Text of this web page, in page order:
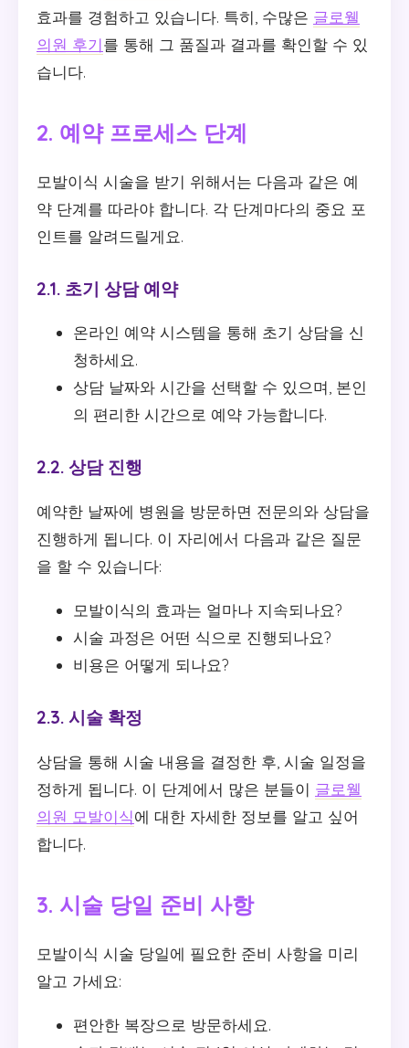
효과를 경험하고 있습니다. 특히, 수많은 글로웰
의원 후기를 통해 그 품질과 결과를 확인할 수 있
습니다.
2. 예약 프로세스 단계
모발이식 시술을 받기 위해서는 다음과 같은 예
약 단계를 따라야 합니다. 각 단계마다의 중요 포
인트를 알려드릴게요.
2.1. 초기 상담 예약
온라인 예약 시스템을 통해 초기 상담을 신
청하세요.
상담 날짜와 시간을 선택할 수 있으며, 본인
의 편리한 시간으로 예약 가능합니다.
2.2. 상담 진행
예약한 날짜에 병원을 방문하면 전문의와 상담을
진행하게 됩니다. 이 자리에서 다음과 같은 질문
을 할 수 있습니다:
모발이식의 효과는 얼마나 지속되나요?
시술 과정은 어떤 식으로 진행되나요?
비용은 어떻게 되나요?
2.3. 시술 확정
상담을 통해 시술 내용을 결정한 후, 시술 일정을
정하게 됩니다. 이 단계에서 많은 분들이 글로웰
의원 모발이식에 대한 자세한 정보를 알고 싶어
합니다.
3. 시술 당일 준비 사항
모발이식 시술 당일에 필요한 준비 사항을 미리
알고 가세요:
편안한 복장으로 방문하세요.